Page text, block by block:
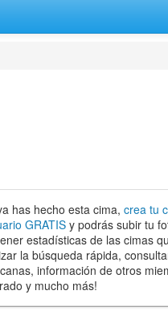
has hecho esta cima,crea tu
GRATISy podrás subir tu
estadísticas de las cimas
la búsqueda rápida,
información de otros
y mucho más!